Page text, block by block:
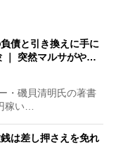
債と引き換えに手に
｜ 突然マルサがや…
・磯貝清明氏の著書
稼い…
は差し押さえを免れ